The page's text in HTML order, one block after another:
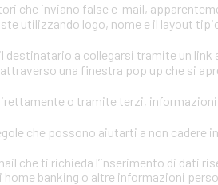
che inviano false e-mail,
utilizzando logo, nome e il layout
destinatario a collegarsi tramite un
una finestra pop up che si
o tramite terzi,
che possono aiutarti a non cadere
che ti richieda l’inserimento di dati
home banking o altre informazioni